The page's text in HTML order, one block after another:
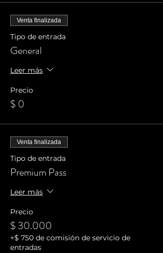
Venta finalizada
Tipo de entrada
General
Leer más
Precio
$ 0
Venta finalizada
Tipo de entrada
Premium Pass
Leer más
Precio
$ 30.000
+$ 750 de comisión de servicio de
entradas